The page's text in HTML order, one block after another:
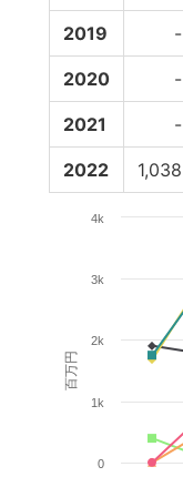
2019 -
2020 -
2021 -
2022 1,038
百万円
0
1k
2k
3k
4k